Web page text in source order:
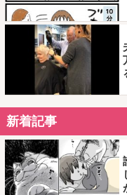
新着記事